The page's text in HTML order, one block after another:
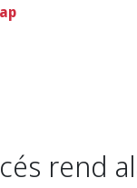
rend